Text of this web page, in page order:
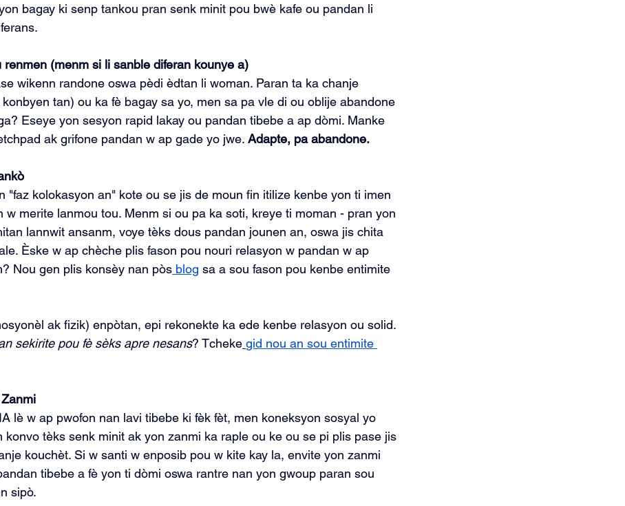
bagay ki senp tankou pran senk minit pou bwè kafe ou pandan li
renmen (menm si li sanble diferan kounye a)
wikenn randone oswa pèdi èdtan li woman. Paran ta ka chanje
tan) ou ka fè bagay sa yo, men sa pa vle di ou oblije abandone
Eseye yon sesyon rapid lakay ou pandan tibebe a ap dòmi. Manke
ak grifone pandan w ap gade yo jwe. Adapte, pa abandone.
"faz kolokasyon an" kote ou se jis de moun fin itilize kenbe yon ti imen
w merite lanmou tou. Menm si ou pa ka soti, kreye ti moman - pran yon
lannwit ansanm, voye tèks dous pandan jounen an, oswa jis chita
Èske w ap chèche plis fason pou nouri relasyon w pandan w ap
Nou gen plis konsèy nan pòs blog sa a sou fason pou kenbe entimite
ak fizik) enpòtan, epi rekonekte ka ede kenbe relasyon ou solid.
sekirite pou fè sèks apre nesans? Tcheke gid nou an sou entimite
lè w ap pwofon nan lavi tibebe ki fèk fèt, men koneksyon sosyal yo
konvo tèks senk minit ak yon zanmi ka raple ou ke ou se pi plis pase jis
kouchèt. Si w santi w enposib pou w kite kay la, envite yon zanmi
tibebe a fè yon ti dòmi oswa rantre nan yon gwoup paran sou
sipò.